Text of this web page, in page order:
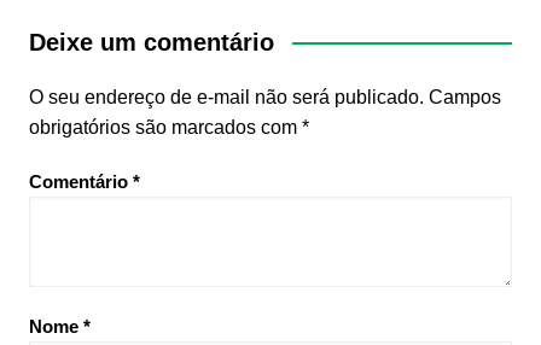
Deixe um comentário
O seu endereço de e-mail não será publicado. Campos
obrigatórios são marcados com *
Comentário *
Nome *